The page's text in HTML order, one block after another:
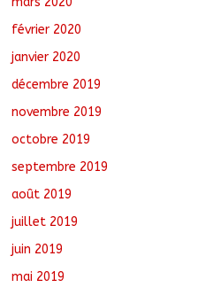
février 2020
janvier 2020
décembre 2019
novembre 2019
octobre 2019
septembre 2019
août 2019
juillet 2019
juin 2019
mai 2019